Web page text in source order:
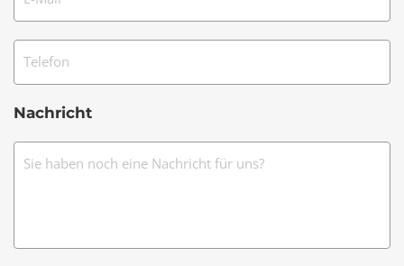
Telefon
Nachricht
Sie haben noch eine Nachricht für uns?